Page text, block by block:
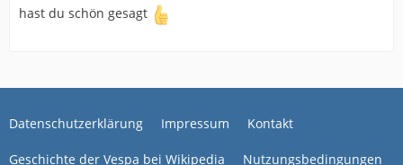
hast du schön gesagt
Datenschutzerklärung Impressum Kontakt
Geschichte der Vespa bei Wikipedia Nutzungsbedingungen